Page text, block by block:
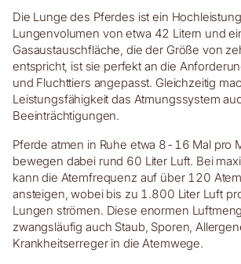
Die Lunge des Pferdes ist ein
Lungenvolumen von etwa 42 Litern und
Gasaustauschfläche, die der Größe von
entspricht, ist sie perfekt an die
und Fluchttiers angepasst. Gleichzeitig
Leistungsfähigkeit das Atmungssystem
Beeinträchtigungen.
Pferde atmen in Ruhe etwa 8-16 Mal pro
bewegen dabei rund 60 Liter Luft. Bei
kann die Atemfrequenz auf über 120
ansteigen, wobei bis zu 1.800 Liter Luft
Lungen strömen. Diese enormen
zwangsläufig auch Staub, Sporen,
Krankheitserreger in die Atemwege.